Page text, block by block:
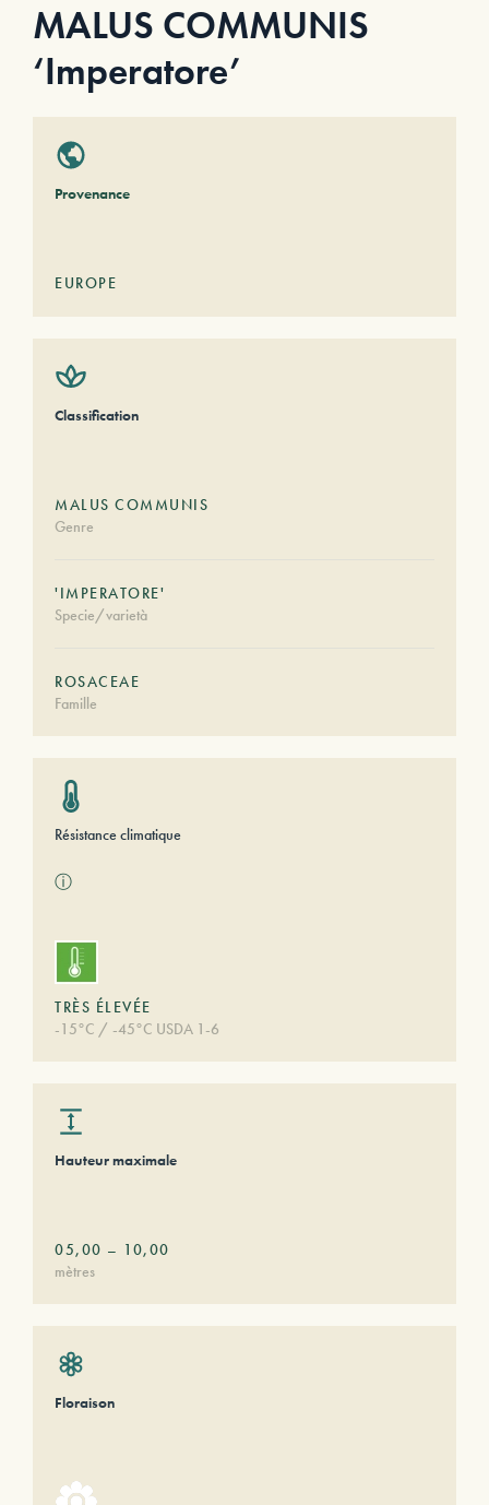
MALUS COMMUNIS
‘Imperatore’
Provenance
EUROPE
Classification
MALUS COMMUNIS
Genre
'IMPERATORE'
Specie/varietà
ROSACEAE
Famille
Résistance climatique
ⓘ
TRÈS ÉLEVÉE
-15°C / -45°C USDA 1-6
Hauteur maximale
05,00 – 10,00
mètres
Floraison